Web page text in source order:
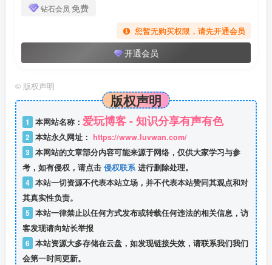
钻石会员 免费
您暂无购买权限，请先开通会员
开通会员
© 版权声明
版权声明
1 本网站名称： 爱玩博客 - 知识分享有声有色
2 本站永久网址： https://www.luvwan.com/
3 本网站的文章部分内容可能来源于网络，仅供大家学习与参
考，如有侵权，请点击 侵权联系进行删除处理。
4 本站一切资源不代表本站立场，并不代表本站赞同其观点和对
其真实性负责。
5 本站一律禁止以任何方式发布或转载任何违法的相关信息，访
客发现请向站长举报
6 本站资源大多存储在云盘，如发现链接失效，请联系我们我们
会第一时间更新。